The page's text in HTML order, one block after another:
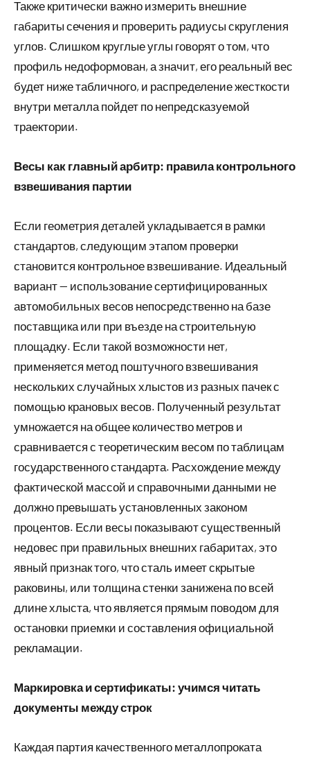
Также критически важно измерить внешние
габариты сечения и проверить радиусы скругления
углов. Слишком круглые углы говорят о том, что
профиль недоформован, а значит, его реальный вес
будет ниже табличного, и распределение жесткости
внутри металла пойдет по непредсказуемой
траектории.
Весы как главный арбитр: правила контрольного
взвешивания партии
Если геометрия деталей укладывается в рамки
стандартов, следующим этапом проверки
становится контрольное взвешивание. Идеальный
вариант — использование сертифицированных
автомобильных весов непосредственно на базе
поставщика или при въезде на строительную
площадку. Если такой возможности нет,
применяется метод поштучного взвешивания
нескольких случайных хлыстов из разных пачек с
помощью крановых весов. Полученный результат
умножается на общее количество метров и
сравнивается с теоретическим весом по таблицам
государственного стандарта. Расхождение между
фактической массой и справочными данными не
должно превышать установленных законом
процентов. Если весы показывают существенный
недовес при правильных внешних габаритах, это
явный признак того, что сталь имеет скрытые
раковины, или толщина стенки занижена по всей
длине хлыста, что является прямым поводом для
остановки приемки и составления официальной
рекламации.
Маркировка и сертификаты: учимся читать
документы между строк
Каждая партия качественного металлопроката